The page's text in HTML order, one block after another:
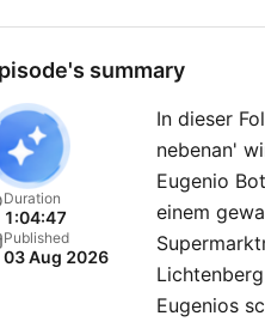
und
und
auf
per
summary
Duration
1:04:47
Published
03 Aug 2026
In dieser
nebenan'
Eugenio
einem
Eugenios